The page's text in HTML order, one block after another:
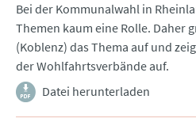
Bei der Kommunalwahl in
Themen kaum eine Rolle. Daher
(Koblenz) das Thema auf und
der Wohlfahrtsverbände auf.
Datei herunterladen